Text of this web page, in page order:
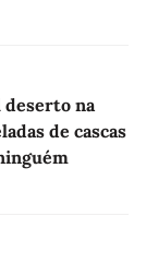
deserto na
de cascas